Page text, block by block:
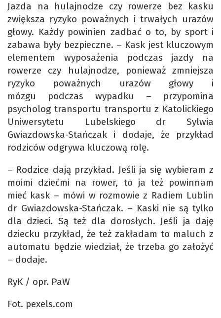
Jazda na hulajnodze czy rowerze bez kasku
zwiększa ryzyko poważnych i trwałych urazów
głowy. Każdy powinien zadbać o to, by sport i
zabawa były bezpieczne. – Kask jest kluczowym
elementem wyposażenia podczas jazdy na
rowerze czy hulajnodze, ponieważ zmniejsza
ryzyko poważnych urazów głowy i
mózgu podczas wypadku – przypomina
psycholog transportu transportu z Katolickiego
Uniwersytetu Lubelskiego dr Sylwia
Gwiazdowska-Stańczak i dodaje, że przykład
rodziców odgrywa kluczową rolę.
– Rodzice dają przykład. Jeśli ja się wybieram z
moimi dziećmi na rower, to ja też powinnam
mieć kask – mówi w rozmowie z Radiem Lublin
dr Gwiazdowska-Stańczak. – Kaski nie są tylko
dla dzieci. Są też dla dorosłych. Jeśli ja daję
dziecku przykład, że też zakładam to maluch z
automatu będzie wiedział, że trzeba go założyć
– dodaje.
RyK / opr. PaW
Fot. pexels.com